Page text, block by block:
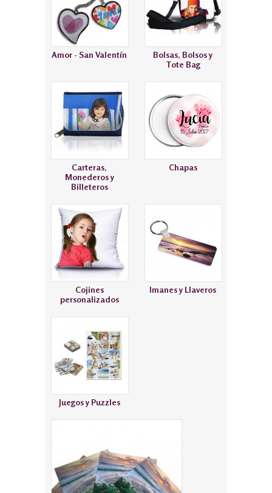
Amor - San Valentín
Bolsas, Bolsos y
Tote Bag
Carteras,
Monederos y
Billeteros
Chapas
Cojines
personalizados
Imanes y Llaveros
Juegos y Puzzles